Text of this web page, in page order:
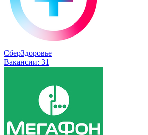
СберЗдоровье
Вакансии: 31